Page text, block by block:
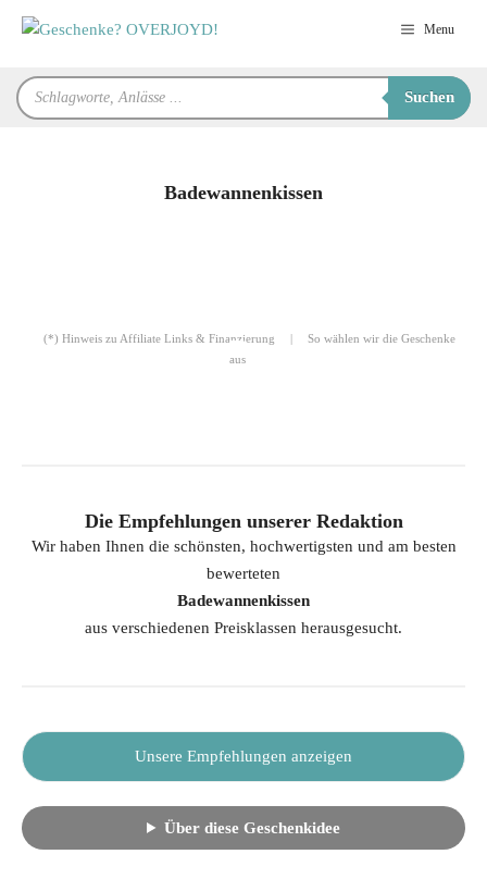
Inhalt
Menu
Products
search
Suchen
Badewannenkissen
(*) Hinweis zu Affiliate Links & Finanzierung |
So wählen wir die Geschenke
aus
Die Empfehlungen unserer Redaktion
Wir haben Ihnen die schönsten, hochwertigsten und am besten
bewerteten
Badewannenkissen
aus verschiedenen Preisklassen herausgesucht.
Unsere Empfehlungen anzeigen
Über diese Geschenkidee